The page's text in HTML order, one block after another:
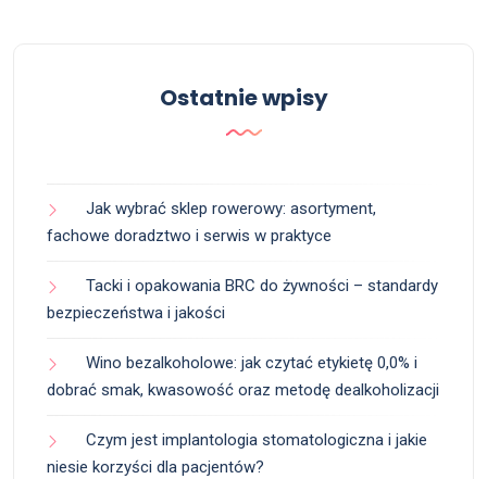
Ostatnie wpisy
Jak wybrać sklep rowerowy: asortyment,
fachowe doradztwo i serwis w praktyce
Tacki i opakowania BRC do żywności – standardy
bezpieczeństwa i jakości
Wino bezalkoholowe: jak czytać etykietę 0,0% i
dobrać smak, kwasowość oraz metodę dealkoholizacji
Czym jest implantologia stomatologiczna i jakie
niesie korzyści dla pacjentów?